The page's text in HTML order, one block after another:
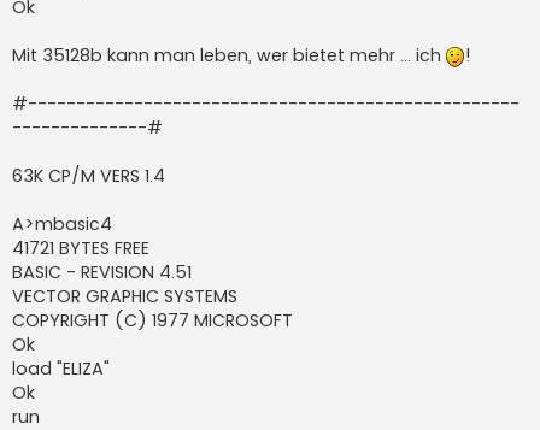
Ok
Mit 35128b kann man leben, wer bietet mehr ... ich
!
#---------------------------------------------------
--------------#
63K CP/M VERS 1.4
A>mbasic4
41721 BYTES FREE
BASIC - REVISION 4.51
VECTOR GRAPHIC SYSTEMS
COPYRIGHT (C) 1977 MICROSOFT
Ok
load "ELIZA"
Ok
run